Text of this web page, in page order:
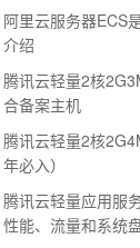
阿里云服务器ECS
介绍
腾讯云轻量2核
合备案主机
腾讯云轻量2核
年必入）
腾讯云轻量应用服
性能、流量和系统